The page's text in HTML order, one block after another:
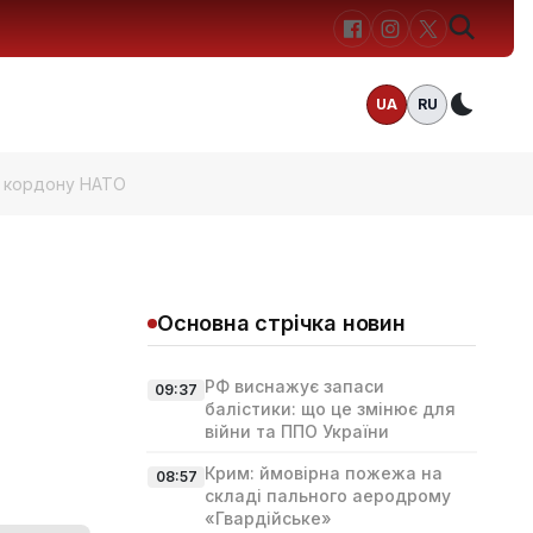
UA RU
кордону НАТО
Основна стрічка новин
09:37 РФ виснажує запаси
балістики: що це змінює для
війни та ППО України
08:57 Крим: ймовірна пожежа на
складі пального аеродрому
«Гвардійське»